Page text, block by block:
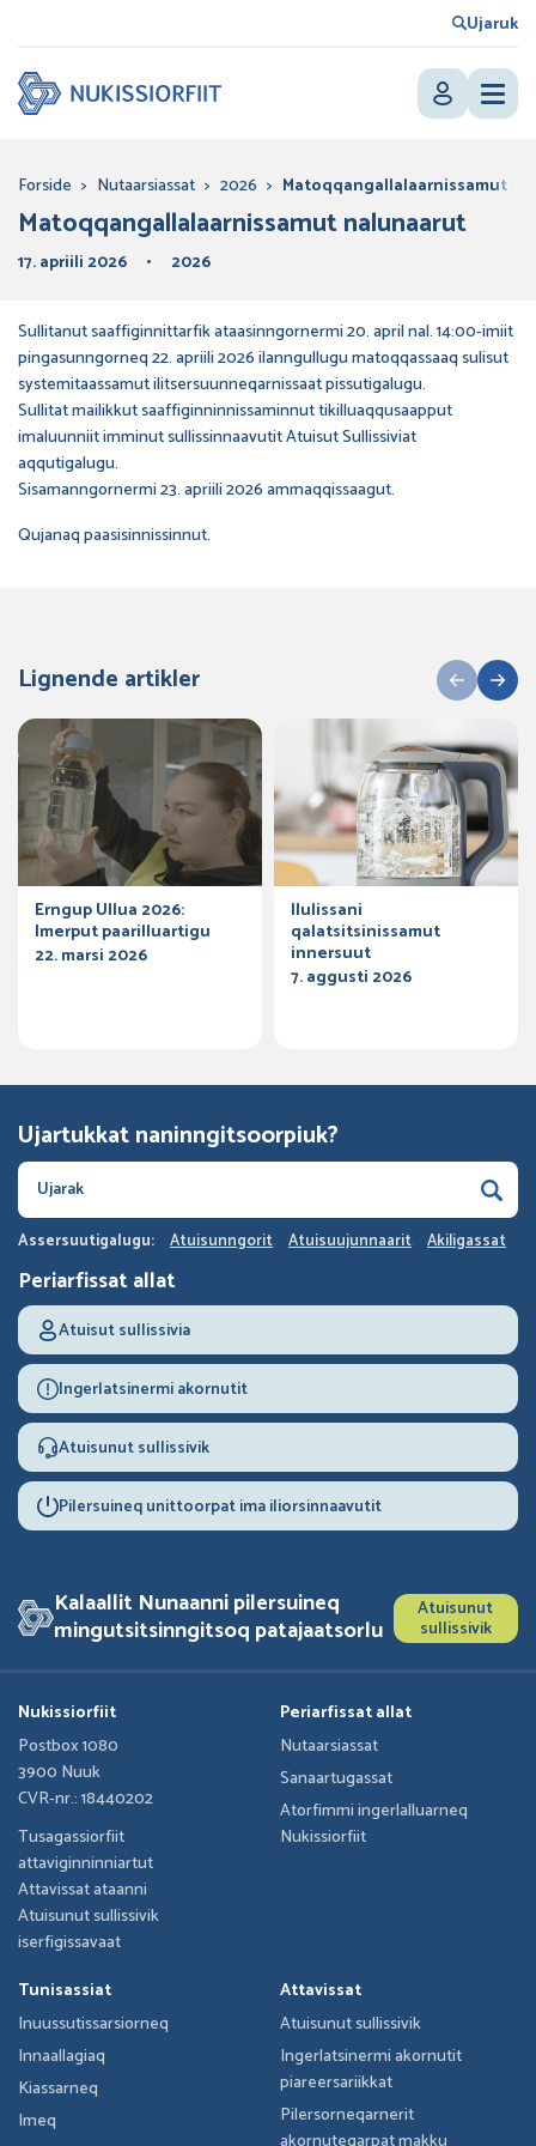
Ujaruk
Forside > Nutaarsiassat > 2026 > Matoqqangallalaarnissamut
Matoqqangallalaarnissamut nalunaarut
17. apriili 2026 2026
Sullitanut saaffiginnittarfik ataasinngornermi 20. april nal. 14:00-imiit
pingasunngorneq 22. apriili 2026 ilanngullugu matoqqassaaq sulisut
systemitaassamut ilitsersuunneqarnissaat pissutigalugu.
Sullitat mailikkut saaffiginninnissaminnut tikilluaqqusaapput
imaluunniit imminut sullissinnaavutit Atuisut Sullissiviat
aqqutigalugu.
Sisamanngornermi 23. apriili 2026 ammaqqissaagut.
Qujanaq paasisinnissinnut.
Lignende artikler
Erngup Ullua 2026:
Imerput paarilluartigu
22. marsi 2026
Ilulissani
qalatsitsinissamut
innersuut
7. aggusti 2026
Ujartukkat naninngitsoorpiuk?
Assersuutigalugu: Atuisunngorit Atuisuujunnaarit Akiligassat
Periarfissat allat
Atuisut sullissivia
Ingerlatsinermi akornutit
Atuisunut sullissivik
Pilersuineq unittoorpat ima iliorsinnaavutit
Kalaallit Nunaanni pilersuineq
mingutsitsinngitsoq patajaatsorlu
Atuisunut
sullissivik
Nukissiorfiit
Postbox 1080
3900 Nuuk
CVR-nr.: 18440202
Tusagassiorfiit
attaviginninniartut
Attavissat ataanni
Atuisunut sullissivik
iserfigissavaat
Periarfissat allat
Nutaarsiassat
Sanaartugassat
Atorfimmi ingerlalluarneq
Nukissiorfiit
Tunisassiat
Inuussutissarsiorneq
Innaallagiaq
Kiassarneq
Imeq
Attavissat
Atuisunut sullissivik
Ingerlatsinermi akornutit
piareersariikkat
Pilersorneqarnerit